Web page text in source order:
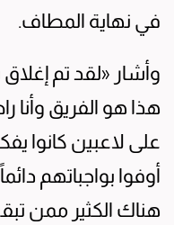
في نهاية المطاف.
وأشار «لقد تم
هذا هو الفريق وأنا
على لاعبين كانوا
أوفوا بواجباتهم
هناك الكثير ممن